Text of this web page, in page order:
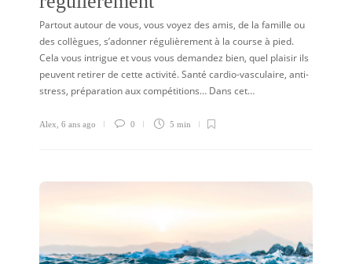
Partout autour de vous, vous voyez des amis, de la famille ou
des collègues, s’adonner régulièrement à la course à pied.
Cela vous intrigue et vous vous demandez bien, quel plaisir ils
peuvent retirer de cette activité. Santé cardio-vasculaire, anti-
stress, préparation aux compétitions… Dans cet…
Alex 6 ans ago 0 5 min